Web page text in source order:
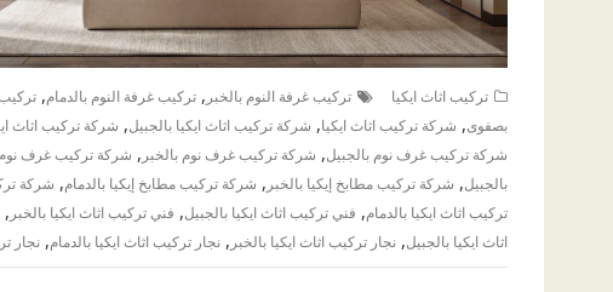
تركيب اثاث ايكيا تركيب غرفة النوم بالخبر , تركيب غرفة النوم بالدمام,
بصفوى, شركة تركيب اثاث ايكيا, شركة تركيب اثاث ايكيا بالجبيل, شركة تركيب اثاث
شركة تركيب غرف نوم بالجبيل, شركة تركيب غرف نوم بالخبر , شركة تركيب غرف نوم
بالجبيل, شركة تركيب مطابخ إيكيا بالخبر , شركة تركيب مطابخ إيكيا بالدمام, شركة
تركيب اثاث ايكيا بالدمام, فني تركيب اثاث ايكيا بالجبيل, فني تركيب اثاث ايكيا بالخبر ,
اثاث ايكيا بالجبيل, نجار تركيب اثاث ايكيا بالخبر , نجار تركيب اثاث ايكيا بالدمام, نجار